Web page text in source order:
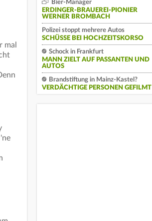
mal
Bier-Manager
ERDINGER-BRAUEREI-PIONIER
WERNER BROMBACH
Polizei stoppt mehrere Autos
SCHÜSSE BEI HOCHZEITSKORSO
Schock in Frankfurt
MANN ZIELT AUF PASSANTEN UND
AUTOS
Brandstiftung in Mainz-Kastel?
VERDÄCHTIGE PERSONEN GEFILMT